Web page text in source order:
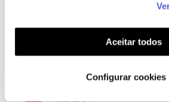
funcionalidades (cookies de
funcionalidade) e adaptar anúncios
(cookies de publicidade
utilização dos cookies clicando em "
Aceitar todos
Configurar cookies
Hall of Fame de julho
17 soluções